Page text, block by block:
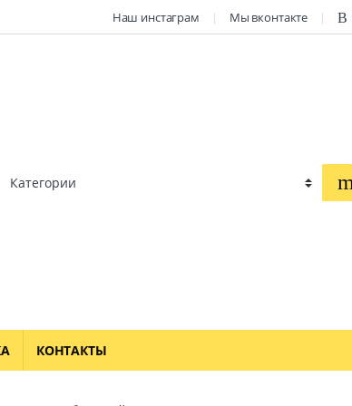
Наш инстаграм Мы вконтакте
КОНТАКТЫ